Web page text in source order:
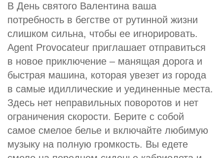
В День святого Валентина ваша
потребность в бегстве от рутинной жизни
слишком сильна, чтобы ее игнорировать.
Agent Provocateur приглашает отправиться
в новое приключение – манящая дорога и
быстрая машина, которая увезет из города
в самые идиллические и уединенные места.
Здесь нет неправильных поворотов и нет
ограничения скорости. Берите с собой
самое смелое белье и включайте любимую
музыку на полную громкость. Вы едете